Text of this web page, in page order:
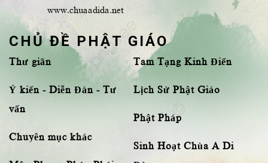
www.chuaadida.net
CHỦ ĐỀ PHẬT GIÁO
Thư giãn
Ý kiến - Diễn Đàn - Tư
vấn
Chuyên mục khác
Tam Tạng Kinh Điển
Lịch Sử Phật Giáo
Phật Pháp
Sinh Hoạt Chùa A Di